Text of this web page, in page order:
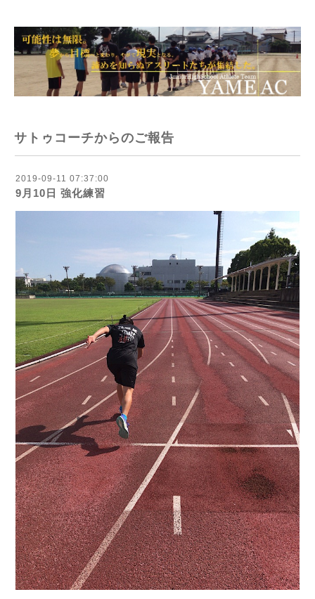
サトゥコーチからのご報告
2019-09-11 07:37:00
9月10日 強化練習